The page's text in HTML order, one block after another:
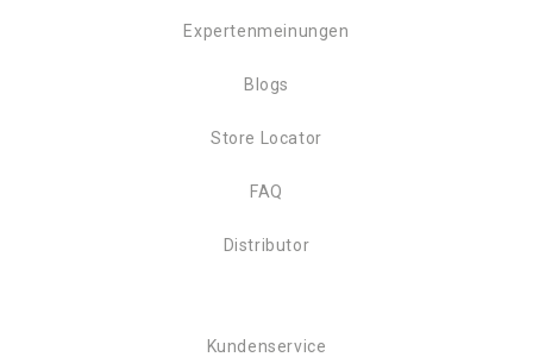
Expertenmeinungen
Blogs
Store Locator
FAQ
Distributor
Kundenservice